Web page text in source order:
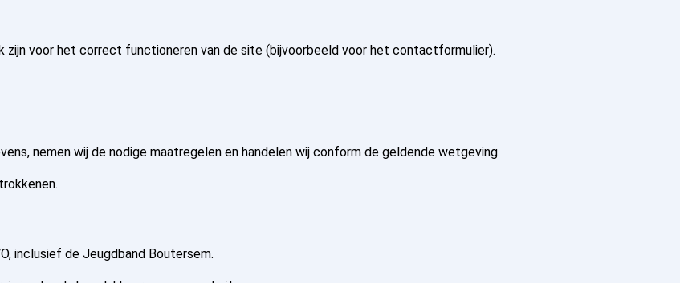
voor het correct functioneren van de site (bijvoorbeeld voor het contactformulier).
nemen wij de nodige maatregelen en handelen wij conform de geldende wetgeving.
inclusief de Jeugdband Boutersem.